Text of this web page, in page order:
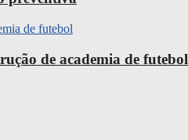
de academia de futebol